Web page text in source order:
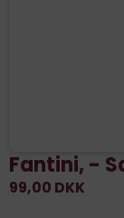
Fantini, -
99,00 DKK